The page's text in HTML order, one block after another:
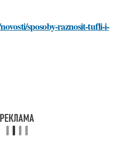
sposoby-raznosit-tufli-i-